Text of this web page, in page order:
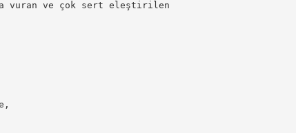
vuran ve çok sert eleştirilen